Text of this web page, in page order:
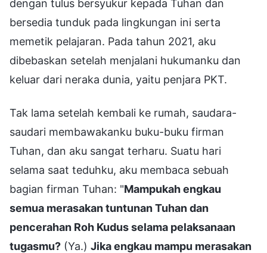
dengan tulus bersyukur kepada Tuhan dan
bersedia tunduk pada lingkungan ini serta
memetik pelajaran. Pada tahun 2021, aku
dibebaskan setelah menjalani hukumanku dan
keluar dari neraka dunia, yaitu penjara PKT.
Tak lama setelah kembali ke rumah, saudara-
saudari membawakanku buku-buku firman
Tuhan, dan aku sangat terharu. Suatu hari
selama saat teduhku, aku membaca sebuah
bagian firman Tuhan: "Mampukah engkau
semua merasakan tuntunan Tuhan dan
pencerahan Roh Kudus selama pelaksanaan
tugasmu? (Ya.) Jika engkau mampu merasakan